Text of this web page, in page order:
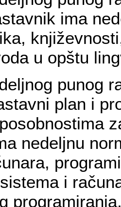
ima
u opštu
punog
plan i
nedeljnu
i